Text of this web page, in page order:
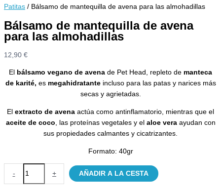
Patitas / Bálsamo de mantequilla de avena para las almohadillas
Bálsamo de mantequilla de avena
para las almohadillas
12,90 €
El bálsamo vegano de avena de Pet Head, repleto de manteca
de karité, es megahidratanteincluso para las patas y narices más
secas y agrietadas.
El extracto de avena actúa como antinflamatorio, mientras que el
aceite de coco, las proteínas vegetales y el aloe veraayudan con
sus propiedades calmantes y cicatrizantes.
Formato: 40gr
- + AÑADIR A LA CESTA